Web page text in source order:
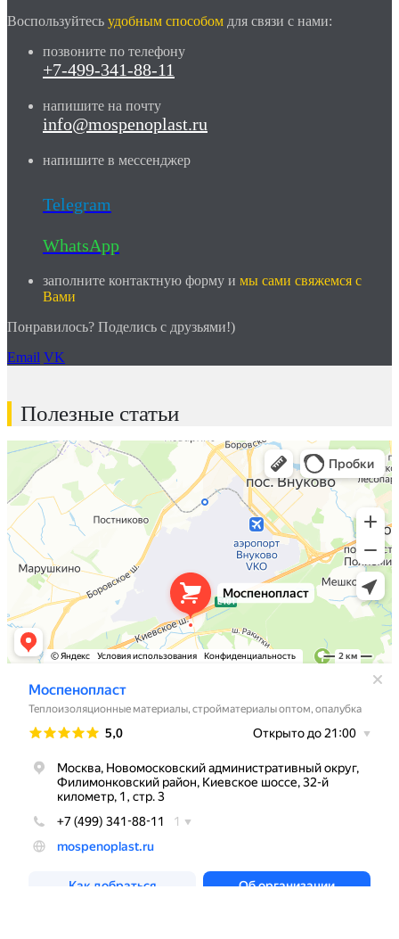
Воспользуйтесь удобным способом для связи с нами:
позвоните по телефону
+7-499-341-88-11
напишите на почту
info@mospenoplast.ru
напишите в мессенджер
Telegram
WhatsApp
заполните контактную форму и мы сами свяжемся с
Вами
Понравилось? Поделись с друзьями!)
Email VK
Полезные статьи